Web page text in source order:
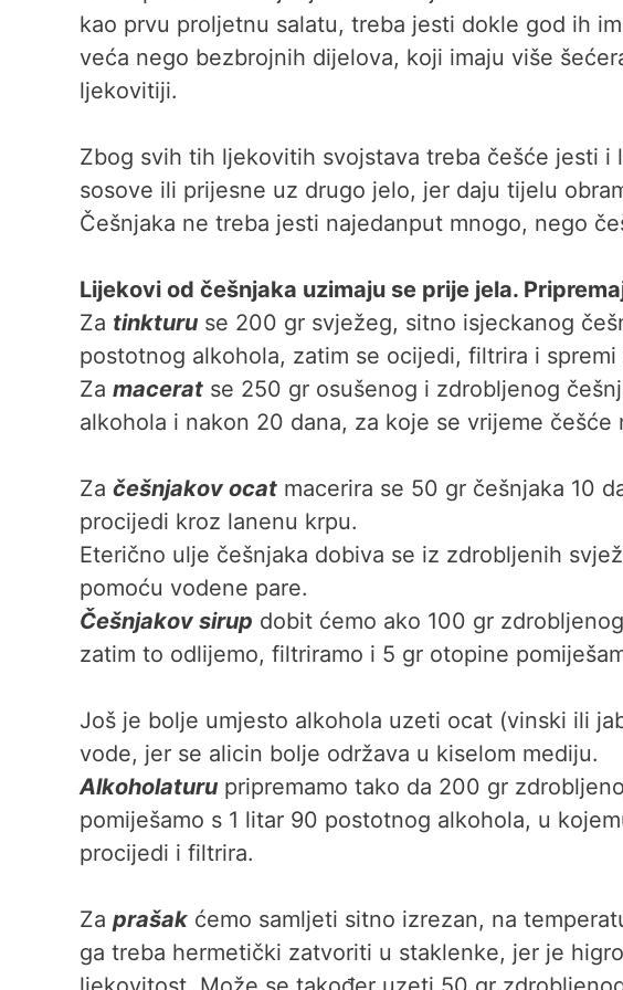
kao prvu proljetnu salatu, treba jesti dokle god ih
veća nego bezbrojnih dijelova, koji imaju više
ljekovitiji.
Zbog svih tih ljekovitih svojstava treba češće jesti i
sosove ili prijesne uz drugo jelo, jer daju tijelu
Češnjaka ne treba jesti najedanput mnogo, nego
Lijekovi od češnjaka uzimaju se prije jela.
Za tinkturu se 200 gr svježeg, sitno isjeckanog
postotnog alkohola, zatim se ocijedi, filtrira i
Za macerat se 250 gr osušenog i zdrobljenog
alkohola i nakon 20 dana, za koje se vrijeme češće
Za češnjakov ocat macerira se 50 gr češnjaka 10
procijedi kroz lanenu krpu.
Eterično ulje češnjaka dobiva se iz zdrobljenih
pomoću vodene pare.
Češnjakov sirup dobit ćemo ako 100 gr
zatim to odlijemo, filtriramo i 5 gr otopine
Još je bolje umjesto alkohola uzeti ocat (vinski ili
vode, jer se alicin bolje održava u kiselom mediju.
Alkoholaturu pripremamo tako da 200 gr
pomiješamo s 1 litar 90 postotnog alkohola, u
procijedi i filtrira.
Za prašak ćemo samljeti sitno izrezan, na
ga treba hermetički zatvoriti u staklenke, jer je